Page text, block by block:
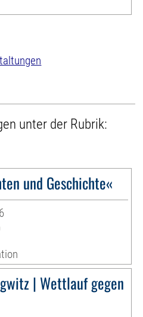
unter der Rubrik:
und Geschichte«
| Wettlauf gegen